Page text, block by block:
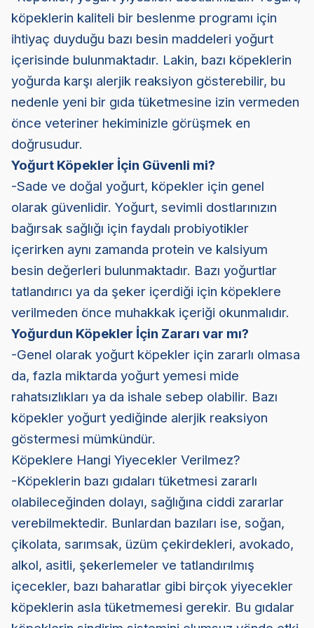
köpeklerin kaliteli bir beslenme programı için
ihtiyaç duyduğu bazı besin maddeleri yoğurt
içerisinde bulunmaktadır. Lakin, bazı köpeklerin
yoğurda karşı alerjik reaksiyon gösterebilir, bu
nedenle yeni bir gıda tüketmesine izin vermeden
önce veteriner hekiminizle görüşmek en
doğrusudur.
Yoğurt Köpekler İçin Güvenli mi?
-Sade ve doğal yoğurt, köpekler için genel
olarak güvenlidir. Yoğurt, sevimli dostlarınızın
bağırsak sağlığı için faydalı probiyotikler
içerirken aynı zamanda protein ve kalsiyum
besin değerleri bulunmaktadır. Bazı yoğurtlar
tatlandırıcı ya da şeker içerdiği için köpeklere
verilmeden önce muhakkak içeriği okunmalıdır.
Yoğurdun Köpekler İçin Zararı var mı?
-Genel olarak yoğurt köpekler için zararlı olmasa
da, fazla miktarda yoğurt yemesi mide
rahatsızlıkları ya da ishale sebep olabilir. Bazı
köpekler yoğurt yediğinde alerjik reaksiyon
göstermesi mümkündür.
Köpeklere Hangi Yiyecekler Verilmez?
-Köpeklerin bazı gıdaları tüketmesi zararlı
olabileceğinden dolayı, sağlığına ciddi zararlar
verebilmektedir. Bunlardan bazıları ise, soğan,
çikolata, sarımsak, üzüm çekirdekleri, avokado,
alkol, asitli, şekerlemeler ve tatlandırılmış
içecekler, bazı baharatlar gibi birçok yiyecekler
köpeklerin asla tüketmemesi gerekir. Bu gıdalar